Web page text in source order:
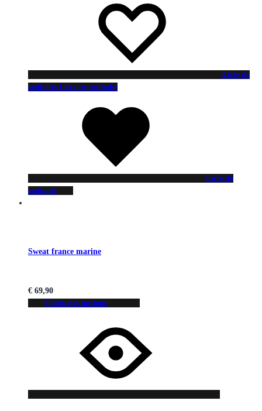
Liste de
souhaits Liste de souhaits
Liste de
souhaits
Sweat france marine
€ 69,90
Choix des options